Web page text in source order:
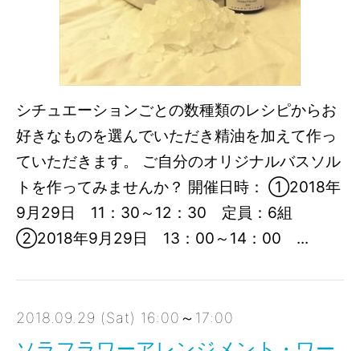
シチュエーションごとの数種類のレシピからお
好きなものを選んでいただき精油を加えて作っ
ていただきます。 ご自分のオリジナルバスソル
トを作ってみませんか？ 開催日時： ①2018年
9月29日 11：30～12：30 定員：6組
②2018年9月29日 13：00～14：00 ...
2018.09.29 (Sat) 16:00～17:00